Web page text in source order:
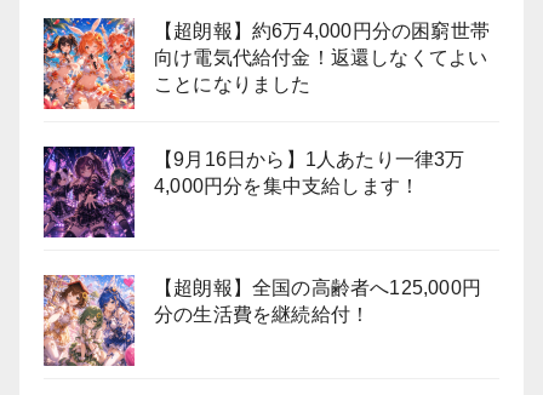
【超朗報】約6万4,000円分の困窮世帯
向け電気代給付金！返還しなくてよい
ことになりました
【9月16日から】1人あたり一律3万
4,000円分を集中支給します！
【超朗報】全国の高齢者へ125,000円
分の生活費を継続給付！